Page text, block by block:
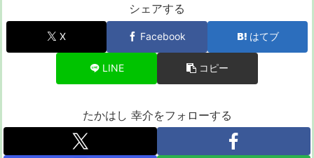
シェアする
X Facebook はてブ
LINE コピー
たかはし 幸介をフォローする